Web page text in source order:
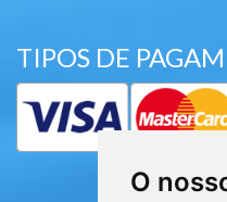
O
TIPOS DE